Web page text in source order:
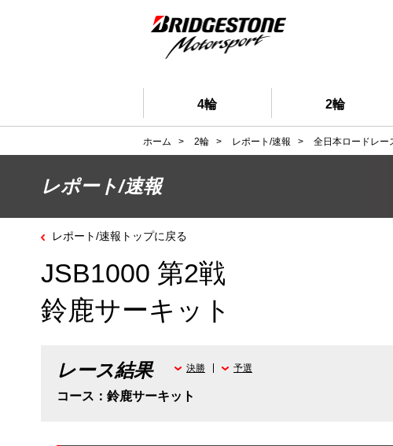
4輪 2輪
ホーム > 2輪 > レポート/速報 > 全日本ロードレー
レポート/速報
レポート/速報トップに戻る
JSB1000 第2戦
鈴鹿サーキット
レース結果
コース：鈴鹿サーキット
決勝 予選